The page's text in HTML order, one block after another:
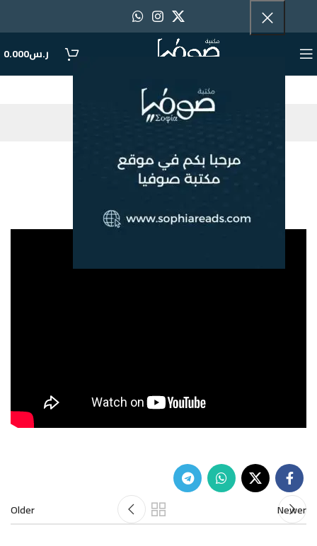
ر.س0.000
Blog
مركز حروف
أمسية شعرية
Newer
Older